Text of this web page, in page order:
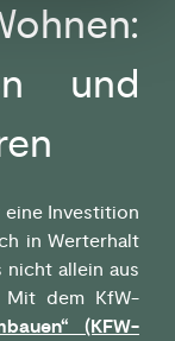
und
Investition
in Werterhalt
nicht allein aus
Mit dem KfW-
(KFW-